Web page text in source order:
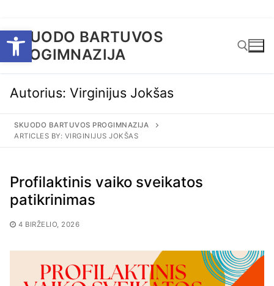
Open toolbar
prie
turinio
SKUODO BARTUVOS
PROGIMNAZIJA
Ieškoti:
Autorius: Virginijus Jokšas
SKUODO BARTUVOS PROGIMNAZIJA
ARTICLES BY: VIRGINIJUS JOKŠAS
Profilaktinis vaiko sveikatos
patikrinimas
4 BIRŽELIO, 2026